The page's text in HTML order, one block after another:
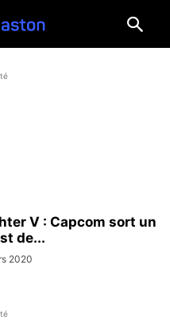
V : Capcom sort un
de...
2020